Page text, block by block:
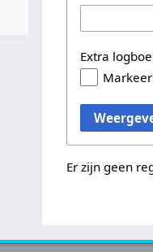
Extra
Er zijn geen